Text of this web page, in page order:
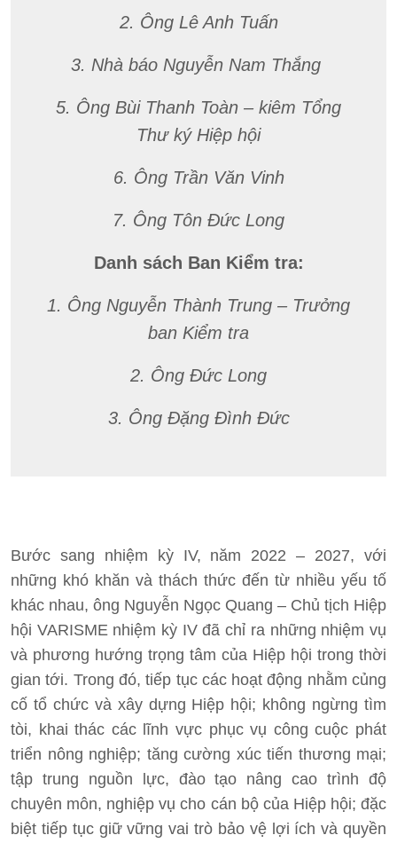
2. Ông Lê Anh Tuấn
3. Nhà báo Nguyễn Nam Thắng
5. Ông Bùi Thanh Toàn – kiêm Tổng
Thư ký Hiệp hội
6. Ông Trần Văn Vinh
7. Ông Tôn Đức Long
Danh sách Ban Kiểm tra:
1. Ông Nguyễn Thành Trung – Trưởng
ban Kiểm tra
2. Ông Đức Long
3. Ông Đặng Đình Đức
Bước sang nhiệm kỳ IV, năm 2022 – 2027, với
những khó khăn và thách thức đến từ nhiều yếu tố
khác nhau, ông Nguyễn Ngọc Quang – Chủ tịch Hiệp
hội VARISME nhiệm kỳ IV đã chỉ ra những nhiệm vụ
và phương hướng trọng tâm của Hiệp hội trong thời
gian tới. Trong đó, tiếp tục các hoạt động nhằm củng
cố tổ chức và xây dựng Hiệp hội; không ngừng tìm
tòi, khai thác các lĩnh vực phục vụ công cuộc phát
triển nông nghiệp; tăng cường xúc tiến thương mại;
tập trung nguồn lực, đào tạo nâng cao trình độ
chuyên môn, nghiệp vụ cho cán bộ của Hiệp hội; đặc
biệt tiếp tục giữ vững vai trò bảo vệ lợi ích và quyền